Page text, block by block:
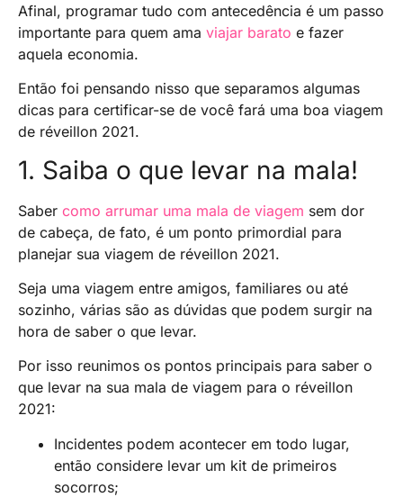
Afinal, programar tudo com antecedência é um passo
importante para quem ama viajar barato e fazer
aquela economia.
Então foi pensando nisso que separamos algumas
dicas para certificar-se de você fará uma boa viagem
de réveillon 2021.
1. Saiba o que levar na mala!
Saber como arrumar uma mala de viagem sem dor
de cabeça, de fato, é um ponto primordial para
planejar sua viagem de réveillon 2021.
Seja uma viagem entre amigos, familiares ou até
sozinho, várias são as dúvidas que podem surgir na
hora de saber o que levar.
Por isso reunimos os pontos principais para saber o
que levar na sua mala de viagem para o réveillon
2021:
Incidentes podem acontecer em todo lugar,
então considere levar um kit de primeiros
socorros;